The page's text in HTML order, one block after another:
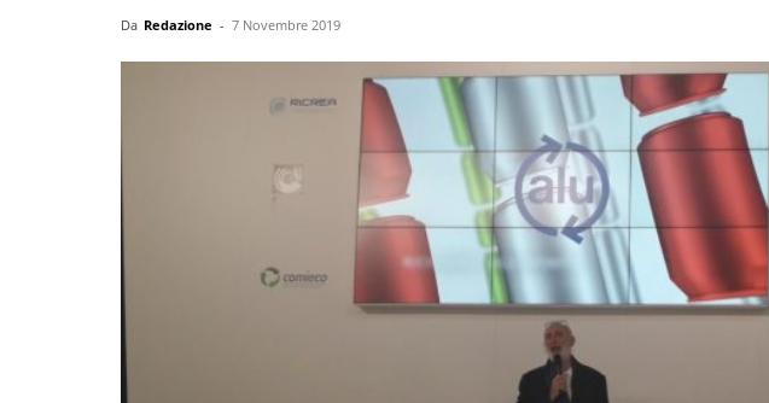
Da Redazione - 7 Novembre 2019